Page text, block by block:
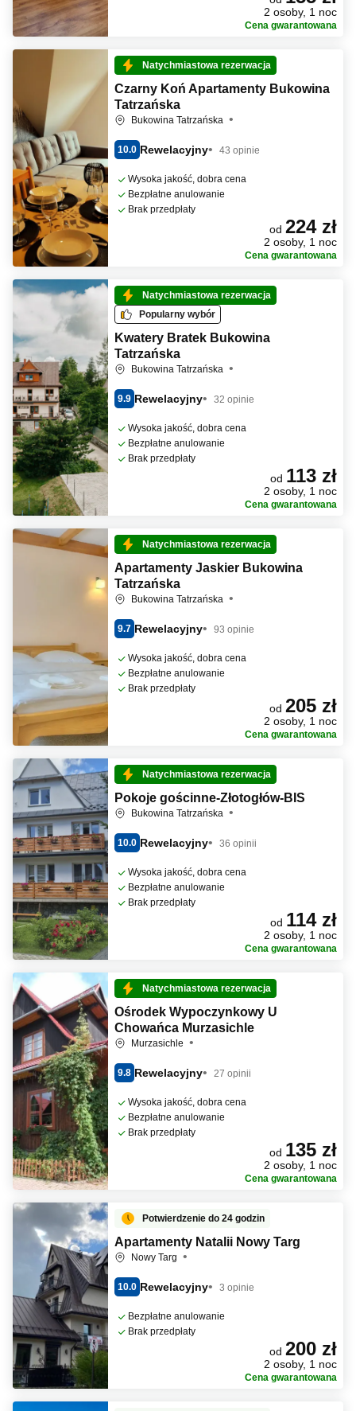
2 osoby, 1 noc
Cena gwarantowana
Natychmiastowa rezerwacja
Czarny Koń Apartamenty Bukowina
Tatrzańska
Bukowina Tatrzańska
10.0 Rewelacyjny 43 opinie
Wysoka jakość, dobra cena
Bezpłatne anulowanie
Brak przedpłaty
od 224 zł
2 osoby, 1 noc
Cena gwarantowana
Natychmiastowa rezerwacja
Popularny wybór
Kwatery Bratek Bukowina
Tatrzańska
Bukowina Tatrzańska
9.9 Rewelacyjny 32 opinie
Wysoka jakość, dobra cena
Bezpłatne anulowanie
Brak przedpłaty
od 113 zł
2 osoby, 1 noc
Cena gwarantowana
Natychmiastowa rezerwacja
Apartamenty Jaskier Bukowina
Tatrzańska
Bukowina Tatrzańska
9.7 Rewelacyjny 93 opinie
Wysoka jakość, dobra cena
Bezpłatne anulowanie
Brak przedpłaty
od 205 zł
2 osoby, 1 noc
Cena gwarantowana
Natychmiastowa rezerwacja
Pokoje gościnne-Złotogłów-BIS
Bukowina Tatrzańska
10.0 Rewelacyjny 36 opinii
Wysoka jakość, dobra cena
Bezpłatne anulowanie
Brak przedpłaty
od 114 zł
2 osoby, 1 noc
Cena gwarantowana
Natychmiastowa rezerwacja
Ośrodek Wypoczynkowy U
Chowańca Murzasichle
Murzasichle
9.8 Rewelacyjny 27 opinii
Wysoka jakość, dobra cena
Bezpłatne anulowanie
Brak przedpłaty
od 135 zł
2 osoby, 1 noc
Cena gwarantowana
Potwierdzenie do 24 godzin
Apartamenty Natalii Nowy Targ
Nowy Targ
10.0 Rewelacyjny 3 opinie
Bezpłatne anulowanie
Brak przedpłaty
od 200 zł
2 osoby, 1 noc
Cena gwarantowana